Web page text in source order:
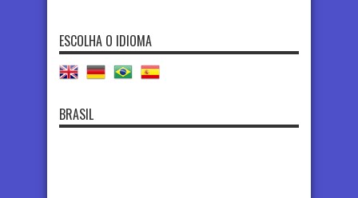
ESCOLHA O IDIOMA
BRASIL